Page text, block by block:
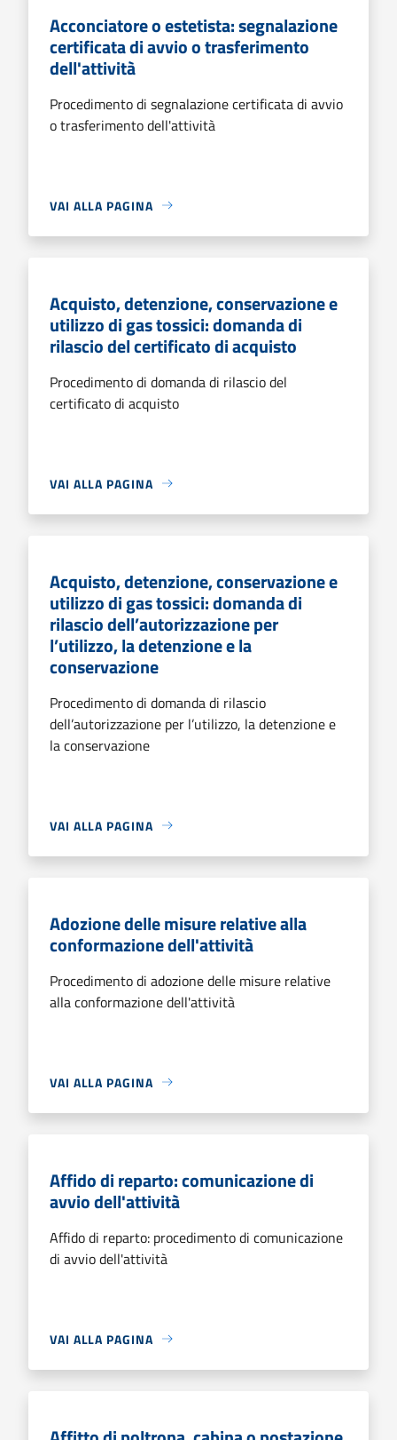
Acconciatore o estetista: segnalazione
certificata di avvio o trasferimento
dell'attività
Procedimento di segnalazione certificata di avvio
o trasferimento dell'attività
VAI ALLA PAGINA
Acquisto, detenzione, conservazione e
utilizzo di gas tossici: domanda di
rilascio del certificato di acquisto
Procedimento di domanda di rilascio del
certificato di acquisto
VAI ALLA PAGINA
Acquisto, detenzione, conservazione e
utilizzo di gas tossici: domanda di
rilascio dell’autorizzazione per
l’utilizzo, la detenzione e la
conservazione
Procedimento di domanda di rilascio
dell’autorizzazione per l’utilizzo, la detenzione e
la conservazione
VAI ALLA PAGINA
Adozione delle misure relative alla
conformazione dell'attività
Procedimento di adozione delle misure relative
alla conformazione dell'attività
VAI ALLA PAGINA
Affido di reparto: comunicazione di
avvio dell'attività
Affido di reparto: procedimento di comunicazione
di avvio dell'attività
VAI ALLA PAGINA